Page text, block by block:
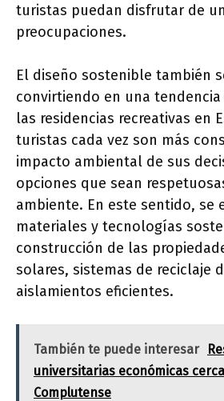
turistas puedan disfrutar de
preocupaciones.
El diseño sostenible también
convirtiendo en una
las residencias recreativas en
turistas cada vez son más
impacto ambiental de sus
opciones que sean
ambiente. En este sentido, se
materiales y tecnologías
construcción de las
solares, sistemas de reciclaje
aislamientos eficientes.
También te puede interesar
universitarias económicas
Complutense